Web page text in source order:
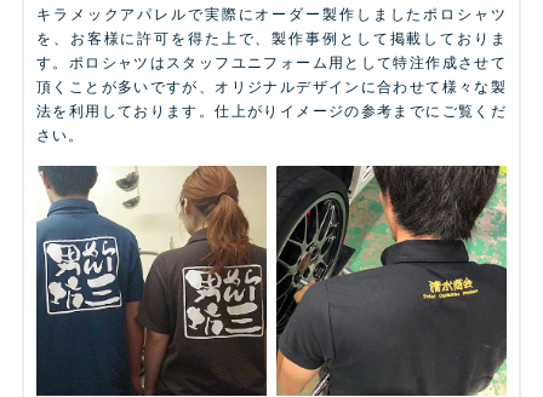
キラメックアパレルで実際にオーダー製作しましたポロシャツ
を、お客様に許可を得た上で、製作事例として掲載しておりま
す。ポロシャツはスタッフユニフォーム用として特注作成させて
頂くことが多いですが、オリジナルデザインに合わせて様々な製
法を利用しております。仕上がりイメージの参考までにご覧くだ
さい。